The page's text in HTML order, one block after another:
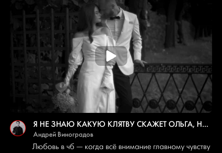
Я НЕ ЗНАЮ КАКУЮ КЛЯТВУ СКАЖЕТ ОЛЬГА, НО ПОПРОБУЮ УГАДАТЬ …
Андрей Виноградов
Любовь в чб — когда всё внимание главному чувству